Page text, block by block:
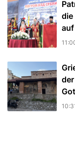
die
auf